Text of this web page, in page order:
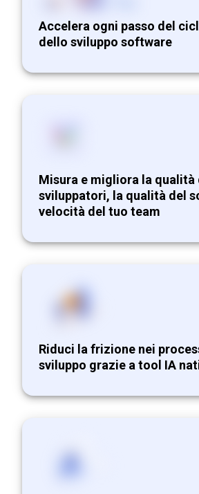
Accelera ogni passo del
dello sviluppo software
Misura e migliora la qualità
sviluppatori, la qualità del
velocità del tuo team
Riduci la frizione nei
sviluppo grazie a tool IA